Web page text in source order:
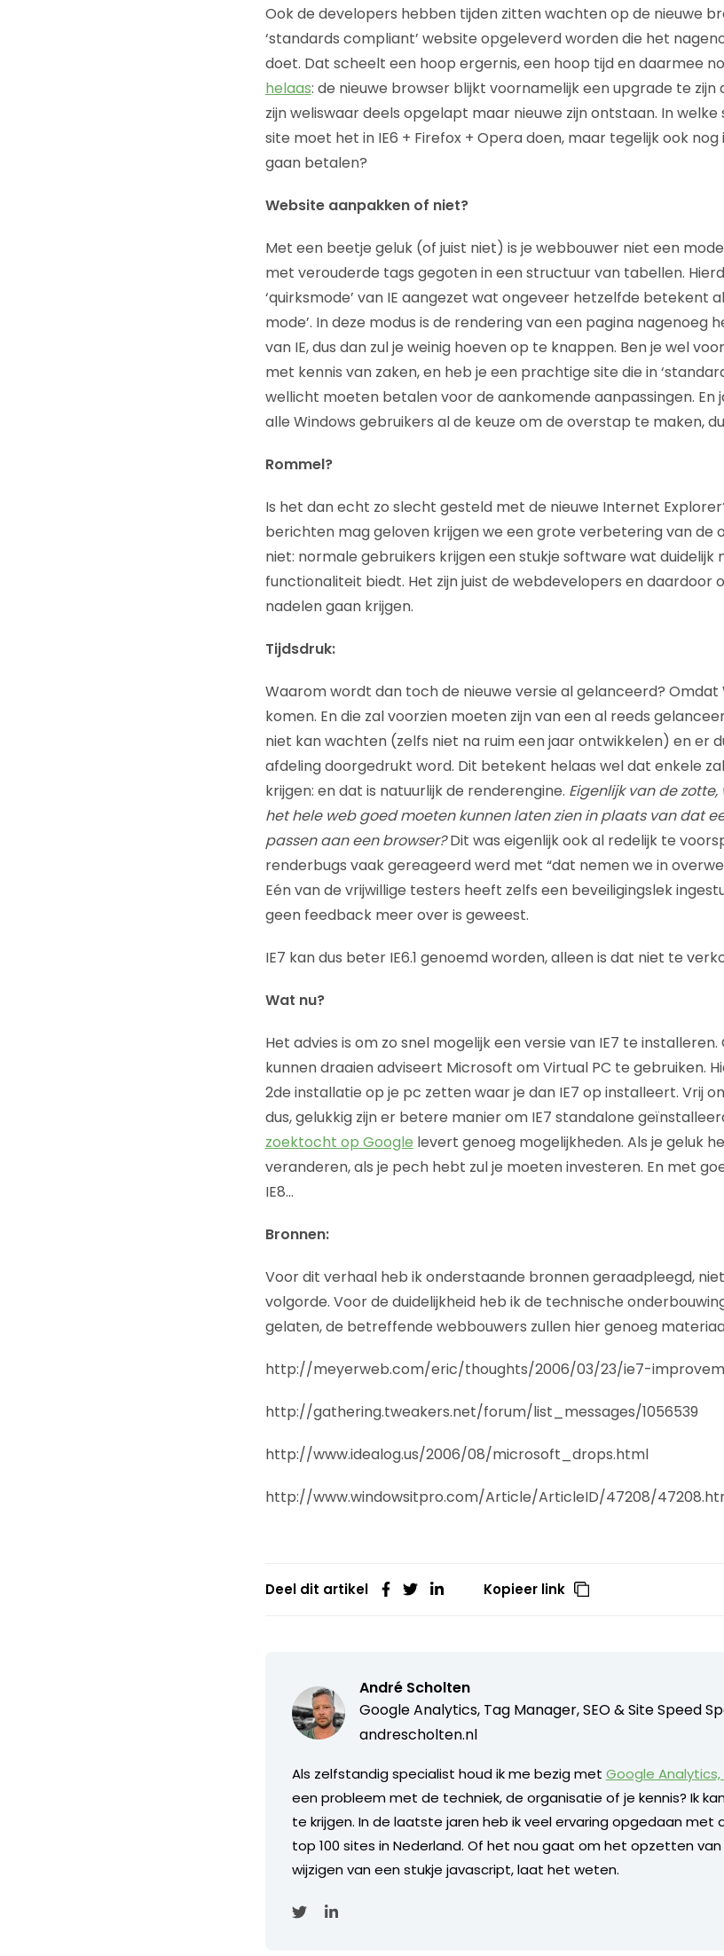
Ook de developers hebben tijden zitten wachten op de nieuwe
‘standards compliant’ website opgeleverd worden die het
doet. Dat scheelt een hoop ergernis, een hoop tijd en daarmee
helaas: de nieuwe browser blijkt voornamelijk een upgrade te zijn
zijn weliswaar deels opgelapt maar nieuwe zijn ontstaan. In welke
site moet het in IE6 + Firefox + Opera doen, maar tegelijk ook nog
gaan betalen?
Website aanpakken of niet?
Met een beetje geluk (of juist niet) is je webbouwer niet een
met verouderde tags gegoten in een structuur van tabellen.
‘quirksmode’ van IE aangezet wat ongeveer hetzelfde betekent
mode’. In deze modus is de rendering van een pagina nagenoeg
van IE, dus dan zul je weinig hoeven op te knappen. Ben je wel
met kennis van zaken, en heb je een prachtige site die in
wellicht moeten betalen voor de aankomende aanpassingen. En
alle Windows gebruikers al de keuze om de overstap te maken,
Rommel?
Is het dan echt zo slecht gesteld met de nieuwe Internet
berichten mag geloven krijgen we een grote verbetering van de
niet: normale gebruikers krijgen een stukje software wat duidelijk
functionaliteit biedt. Het zijn juist de webdevelopers en daardoor
nadelen gaan krijgen.
Tijdsdruk:
Waarom wordt dan toch de nieuwe versie al gelanceerd? Omdat
komen. En die zal voorzien moeten zijn van een al reeds
niet kan wachten (zelfs niet na ruim een jaar ontwikkelen) en er
afdeling doorgedrukt word. Dit betekent helaas wel dat enkele
krijgen: en dat is natuurlijk de renderengine. Eigenlijk van de
het hele web goed moeten kunnen laten zien in plaats van dat
passen aan een browser?Dit was eigenlijk ook al redelijk te
renderbugs vaak gereageerd werd met “dat nemen we in
Eén van de vrijwillige testers heeft zelfs een beveiligingslek
geen feedback meer over is geweest.
IE7 kan dus beter IE6.1 genoemd worden, alleen is dat niet te
Wat nu?
Het advies is om zo snel mogelijk een versie van IE7 te
kunnen draaien adviseert Microsoft om Virtual PC te gebruiken.
2de installatie op je pc zetten waar je dan IE7 op installeert. Vrij
dus, gelukkig zijn er betere manier om IE7 standalone
zoektocht op Google levert genoeg mogelijkheden. Als je geluk
veranderen, als je pech hebt zul je moeten investeren. En met
IE8…
Bronnen:
Voor dit verhaal heb ik onderstaande bronnen geraadpleegd,
volgorde. Voor de duidelijkheid heb ik de technische
gelaten, de betreffende webbouwers zullen hier genoeg
http://meyerweb.com/eric/thoughts/2006/03/23/ie7-
http://gathering.tweakers.net/forum/list_messages/1056539
http://www.idealog.us/2006/08/microsoft_drops.html
http://www.windowsitpro.com/Article/ArticleID/47208/
Deel dit artikel Kopieer link
André Scholten
Google Analytics, Tag Manager, SEO & Site Speed
andrescholten.nl
Als zelfstandig specialist houd ik me bezig met Google Analytics,
een probleem met de techniek, de organisatie of je kennis? Ik
te krijgen. In de laatste jaren heb ik veel ervaring opgedaan met
top 100 sites in Nederland. Of het nou gaat om het opzetten
wijzigen van een stukje javascript, laat het weten.